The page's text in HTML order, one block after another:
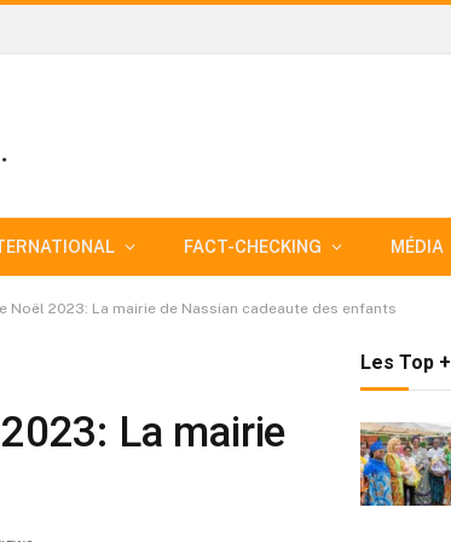
FACT-CHECKING MÉDIA
Noël 2023: La mairie de Nassian cadeaute des enfants
La mairie
Les Top +